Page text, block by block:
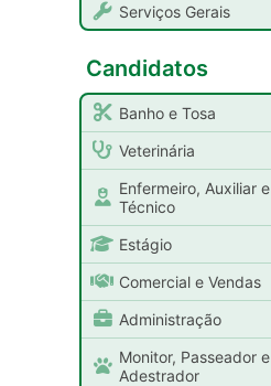
Serviços Gerais
Candidatos
Banho e Tosa
Veterinária
Enfermeiro, Auxiliar e
Técnico
Estágio
Comercial e Vendas
Administração
Monitor, Passeador e
Adestrador